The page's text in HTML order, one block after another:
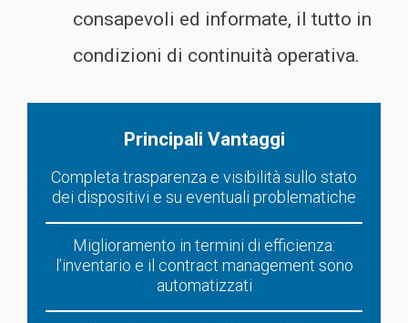
consapevoli ed informate, il tutto in
condizioni di continuità operativa.
Principali Vantaggi
Completa trasparenza e visibilità sullo stato
dei dispositivi e su eventuali problematiche
Miglioramento in termini di efficienza:
l’inventario e il contract management sono
automatizzati